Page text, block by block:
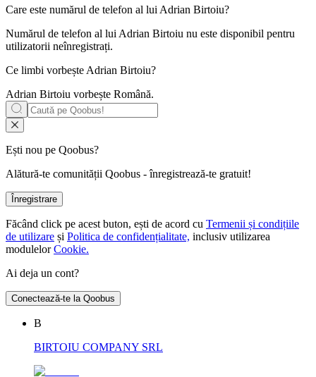
Care este numărul de telefon al lui Adrian Birtoiu?
Numărul de telefon al lui Adrian Birtoiu nu este disponibil pentru
utilizatorii neînregistrați.
Ce limbi vorbește Adrian Birtoiu?
Adrian Birtoiu vorbește Română.
Ești nou pe Qoobus?
Alătură-te comunității Qoobus - înregistrează-te gratuit!
Înregistrare
Făcând click pe acest buton, ești de acord cu Termenii și condițiile
de utilizare și Politica de confidențialitate, inclusiv utilizarea
modulelor Cookie.
Ai deja un cont?
Conectează-te la Qoobus
B
BIRTOIU COMPANY SRL